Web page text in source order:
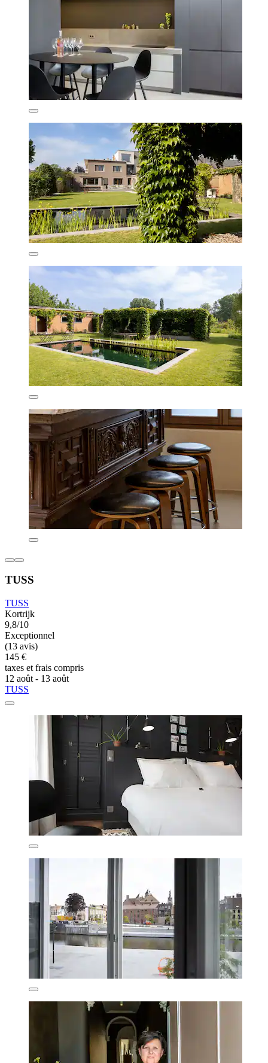
TUSS
TUSS
Kortrijk
9,8/10
Exceptionnel
(13 avis)
145 €
taxes et frais compris
12 août - 13 août
TUSS